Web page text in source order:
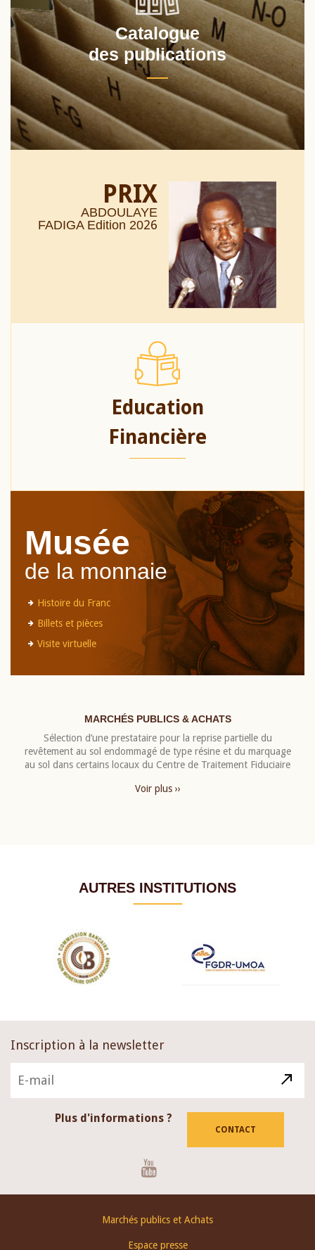
Catalogue
des publications
PRIX
ABDOULAYE
FADIGA Edition 2026
Education
Financière
Musée
de la monnaie
Histoire du Franc
Billets et pièces
Visite virtuelle
MARCHÉS PUBLICS & ACHATS
Sélection d’une prestataire pour la reprise partielle du
revêtement au sol endommagé de type résine et du marquage
au sol dans certains locaux du Centre de Traitement Fiduciaire
Voir plus ››
AUTRES INSTITUTIONS
Inscription à la newsletter
Plus d'informations ?
CONTACT
Marchés publics et Achats
Espace presse